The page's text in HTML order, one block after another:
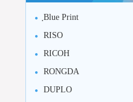
ฺBlue Print
RISO
RICOH
RONGDA
DUPLO